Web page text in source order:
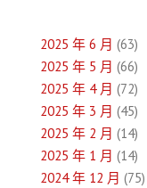
覽2025 年 6 月 (63)
2025 年 5 月 (66)
2025 年 4 月 (72)
2025 年 3 月 (45)
2025 年 2 月 (14)
2025 年 1 月 (14)
2024 年 12 月 (75)